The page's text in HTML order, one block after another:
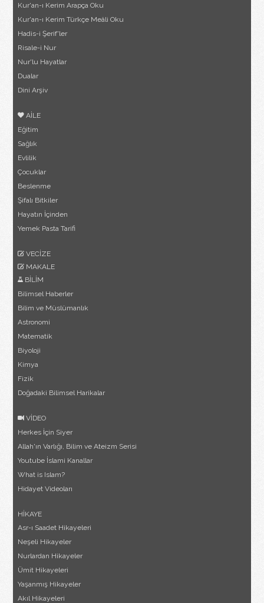
Kur'an-ı Kerim Arapça Oku
Kur'an-ı Kerim Türkçe Meâli Oku
Hadis-i Şerif'ler
Risale-i Nur
Nur'lu Hayatlar
Dualar
Dini Arşiv
AİLE
Eğitim
Sağlık
Evlilik
Çocuklar
Beslenme
Şifalı Bitkiler
Hayatın İçinden
Yemek Pasta Tarifi
VECİZE
MAKALE
BİLİM
Bilimsel Haberler
Bilim ve Müslümanlık
Astronomi
Matematik
Biyoloji
Kimya
Fizik
Doğadaki Bilimsel Harikalar
VİDEO
Herkes İçin Siyer
Allah'ın Varlığı, Bilim ve Ateizm Serisi
Youtube İslami Kanallar
What is Islam?
Hidayet Videoları
HİKAYE
Asr-ı Saadet Hikayeleri
Neşeli Hikayeler
Nurlardan Hikayeler
Ümit Hikayeleri
Yaşanmış Hikayeler
Akıl Hikayeleri